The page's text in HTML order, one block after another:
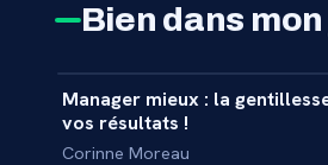
Bien dans
INTERVIEW
Manager mieux : la
vos résultats !
Corinne Moreau